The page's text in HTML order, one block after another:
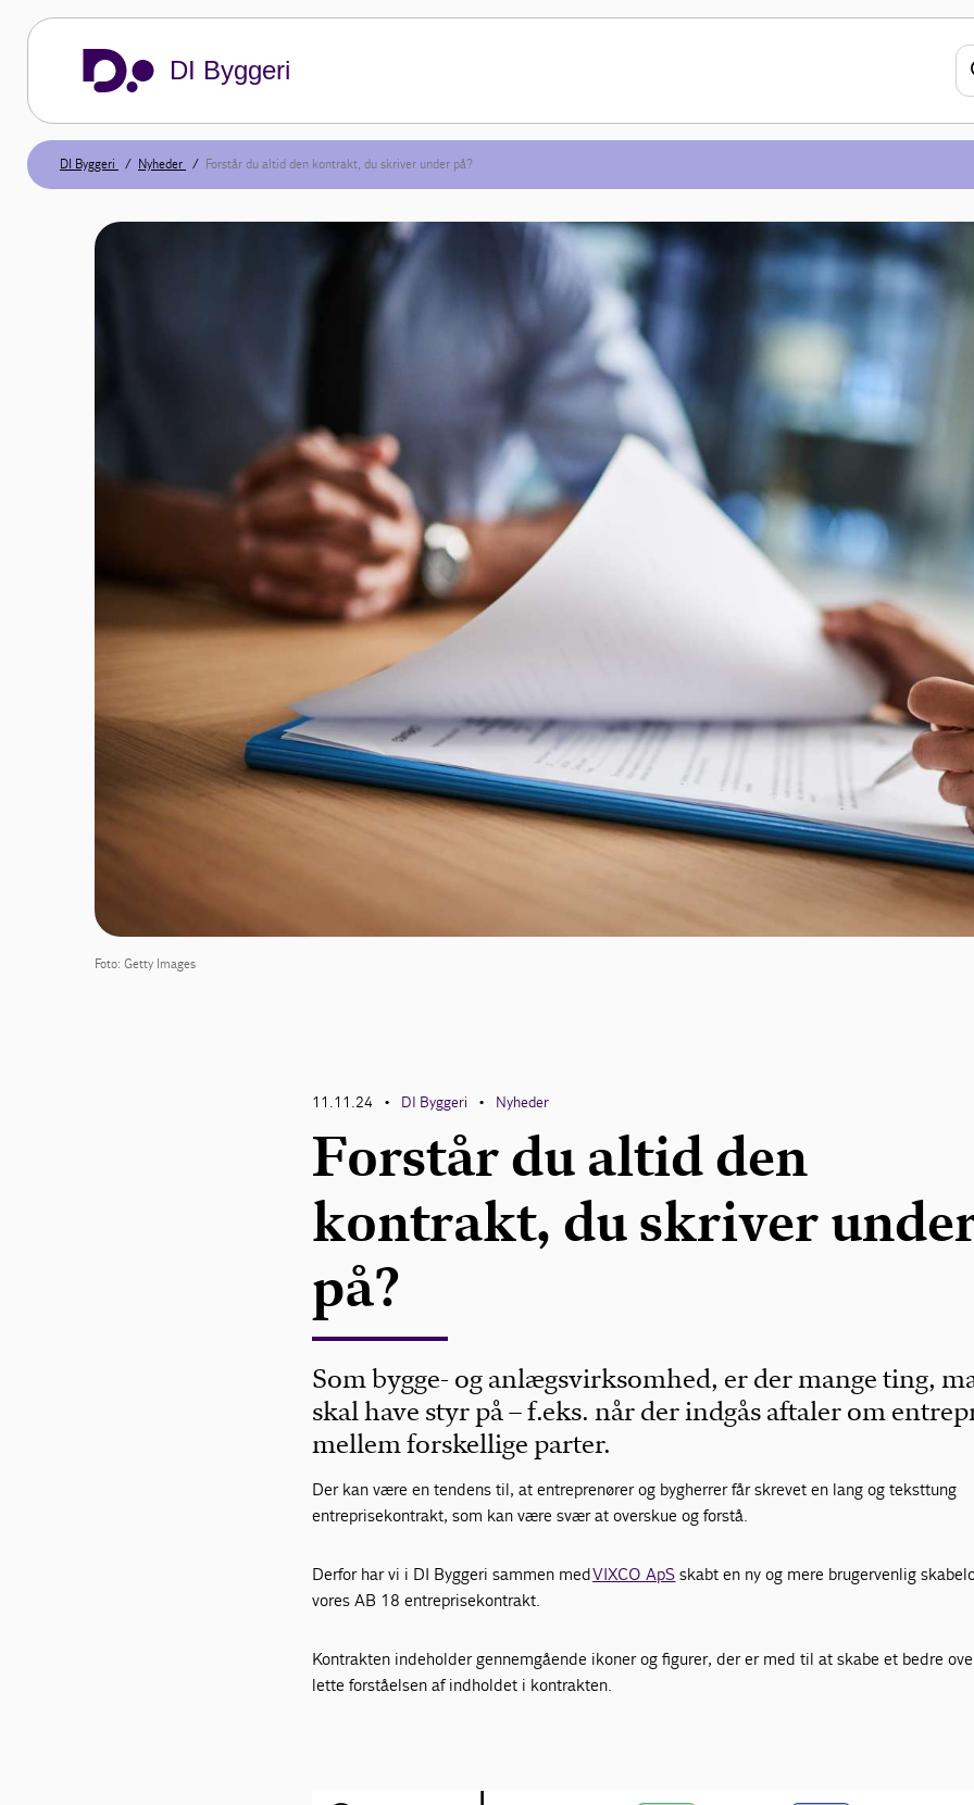
DI Byggeri
DI Byggeri Nyheder Forstår du altid den kontrakt, du skriver under på?
Foto: Getty Images
11.11.24 • DI Byggeri • Nyheder
Forstår du altid den
kontrakt, du skriver
på?
Som bygge- og anlægsvirksomhed, er der mange ting,
skal have styr på – f.eks. når der indgås aftaler om
mellem forskellige parter.
Der kan være en tendens til, at entreprenører og bygherrer får skrevet en lang og teksttung
entreprisekontrakt, som kan være svær at overskue og forstå.
Derfor har vi i DI Byggeri sammen medVIXCO ApS skabt en ny og mere brugervenlig
vores AB 18 entreprisekontrakt.
Kontrakten indeholder gennemgående ikoner og figurer, der er med til at skabe et bedre
lette forståelsen af indholdet i kontrakten.